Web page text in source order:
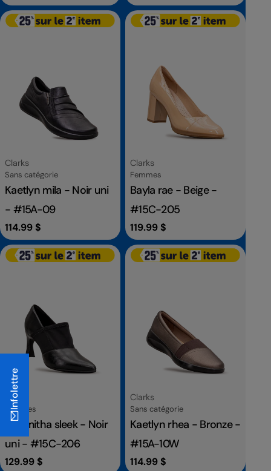
habituel
habituel
Fournisseur:
Clarks
Catégorie
Sans catégorie
Kaetlyn mila - Noir uni
- #15A-09
Prix
habituel
114.99 $
Fournisseur:
Clarks
Catégorie
Femmes
Bayla rae - Beige -
#15C-205
Prix
habituel
119.99 $
Fournisseur:
Clarks
Catégorie
Femmes
Tammitha sleek - Noir
uni - #15C-206
Prix
129.99 $
Fournisseur:
Clarks
Catégorie
Sans catégorie
Kaetlyn rhea - Bronze -
#15A-10W
Prix
114.99 $
Infolettre